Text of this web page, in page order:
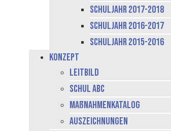
Schuljahr 2017-2018
Schuljahr 2016-2017
Schuljahr 2015-2016
Konzept
Leitbild
Schul ABC
Maßnahmenkatalog
Auszeichnungen